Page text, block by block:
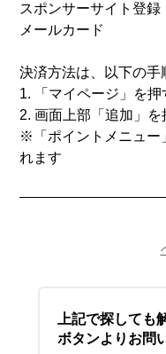
スポンサーサイト登録
メールカード
決済方法は、以下の手
1. 「マイページ」を押
2. 画面上部「追加」を
※「ポイントメニュー
れます
上記で探しても
ボタンよりお問